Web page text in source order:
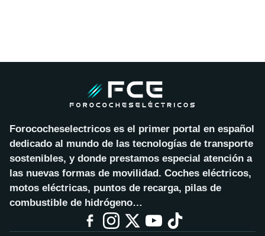
Forococheselectricos es el primer portal en español
dedicado al mundo de las tecnologías de transporte
sostenibles, y donde prestamos especial atención a
las nuevas formas de movilidad. Coches eléctricos,
motos eléctricas, puntos de recarga, pilas de
combustible de hidrógeno…